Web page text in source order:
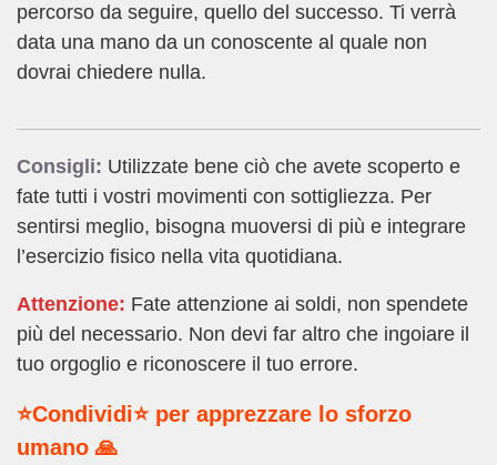
percorso da seguire, quello del successo. Ti verrà
data una mano da un conoscente al quale non
dovrai chiedere nulla.
Consigli: Utilizzate bene ciò che avete scoperto e
fate tutti i vostri movimenti con sottigliezza. Per
sentirsi meglio, bisogna muoversi di più e integrare
l’esercizio fisico nella vita quotidiana.
Attenzione: Fate attenzione ai soldi, non spendete
più del necessario. Non devi far altro che ingoiare il
tuo orgoglio e riconoscere il tuo errore.
⭐Condividi⭐ per apprezzare lo sforzo
umano 🙏